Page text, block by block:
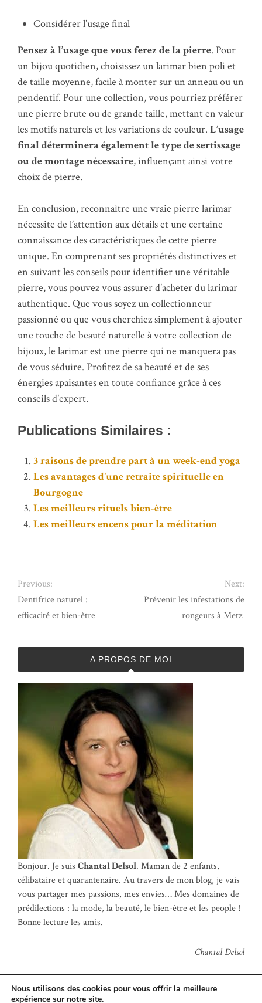
Considérer l’usage final
Pensez à l’usage que vous ferez de la pierre. Pour
un bijou quotidien, choisissez un larimar bien poli et
de taille moyenne, facile à monter sur un anneau ou un
pendentif. Pour une collection, vous pourriez préférer
une pierre brute ou de grande taille, mettant en valeur
les motifs naturels et les variations de couleur. L’usage
final déterminera également le type de sertissage
ou de montage nécessaire, influençant ainsi votre
choix de pierre.
En conclusion, reconnaître une vraie pierre larimar
nécessite de l’attention aux détails et une certaine
connaissance des caractéristiques de cette pierre
unique. En comprenant ses propriétés distinctives et
en suivant les conseils pour identifier une véritable
pierre, vous pouvez vous assurer d’acheter du larimar
authentique. Que vous soyez un collectionneur
passionné ou que vous cherchiez simplement à ajouter
une touche de beauté naturelle à votre collection de
bijoux, le larimar est une pierre qui ne manquera pas
de vous séduire. Profitez de sa beauté et de ses
énergies apaisantes en toute confiance grâce à ces
conseils d’expert.
Publications Similaires :
3 raisons de prendre part à un week-end yoga
Les avantages d’une retraite spirituelle en
Bourgogne
Les meilleurs rituels bien-être
Les meilleurs encens pour la méditation
Previous:
Dentifrice naturel :
efficacité et bien-être
Next:
Prévenir les infestations de
rongeurs à Metz
A PROPOS DE MOI
Bonjour. Je suis Chantal Delsol. Maman de 2 enfants,
célibataire et quarantenaire. Au travers de mon blog, je vais
vous partager mes passions, mes envies… Mes domaines de
prédilections : la mode, la beauté, le bien-être et les people !
Bonne lecture les amis.
Chantal Delsol
Nous utilisons des cookies pour vous offrir la meilleure
expérience sur notre site.